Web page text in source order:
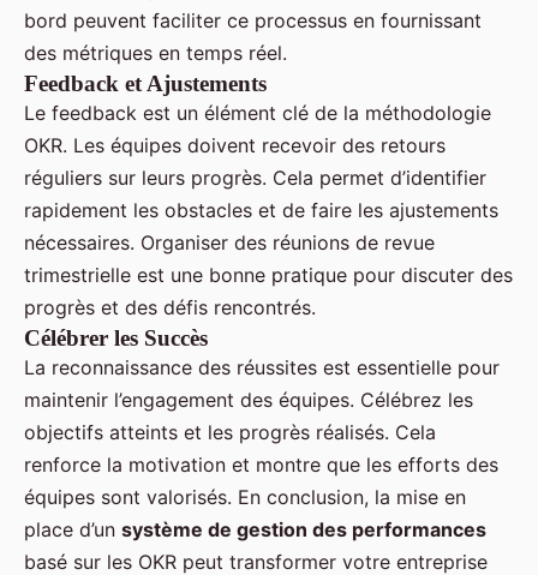
bord peuvent faciliter ce processus en fournissant
des métriques en temps réel.
Feedback et Ajustements
Le feedback est un élément clé de la méthodologie
OKR. Les équipes doivent recevoir des retours
réguliers sur leurs progrès. Cela permet d’identifier
rapidement les obstacles et de faire les ajustements
nécessaires. Organiser des réunions de revue
trimestrielle est une bonne pratique pour discuter des
progrès et des défis rencontrés.
Célébrer les Succès
La reconnaissance des réussites est essentielle pour
maintenir l’engagement des équipes. Célébrez les
objectifs atteints et les progrès réalisés. Cela
renforce la motivation et montre que les efforts des
équipes sont valorisés. En conclusion, la mise en
place d’un système de gestion des performances
basé sur les OKR peut transformer votre entreprise